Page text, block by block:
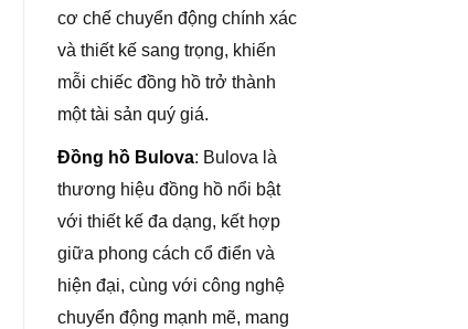
cơ chế chuyển động chính xác
và thiết kế sang trọng, khiến
mỗi chiếc đồng hồ trở thành
một tài sản quý giá.
Đồng hồ Bulova: Bulova là
thương hiệu đồng hồ nổi bật
với thiết kế đa dạng, kết hợp
giữa phong cách cổ điển và
hiện đại, cùng với công nghệ
chuyển động mạnh mẽ, mang